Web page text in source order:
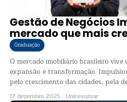
Gestão de Negócios
mercado que mais
Graduação
O mercado imobiliário brasileiro vive
expansão e transformação.
pelo crescimento das cidades, pela
17 dezembro 2025 · Unicesumar